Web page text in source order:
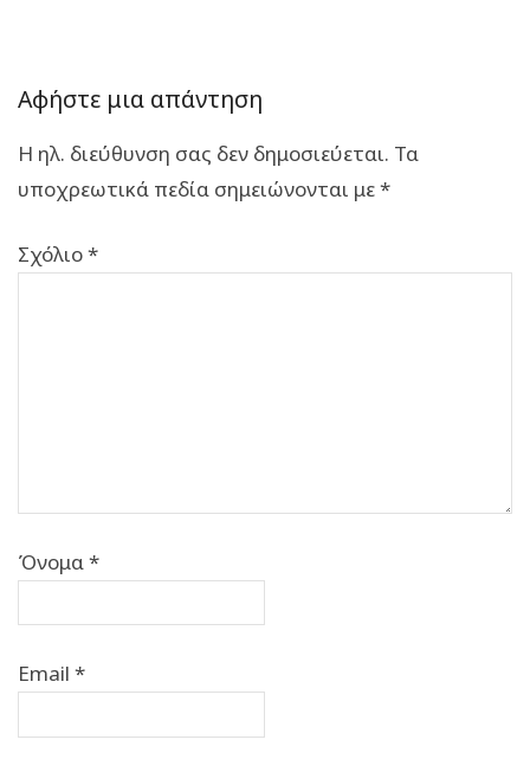
Αφήστε μια απάντηση
Η ηλ. διεύθυνση σας δεν δημοσιεύεται. Τα
υποχρεωτικά πεδία σημειώνονται με*
Σχόλιο*
Όνομα*
Email *